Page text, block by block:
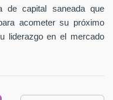
de capital saneada que
acometer su próximo
liderazgo en el mercado